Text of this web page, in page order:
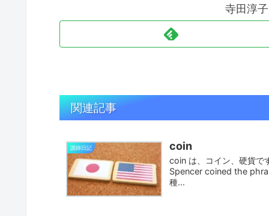
寺田淳
関連記事
講師日記 coin
coin は、コイン、硬貨で
Spencer coined the
種...